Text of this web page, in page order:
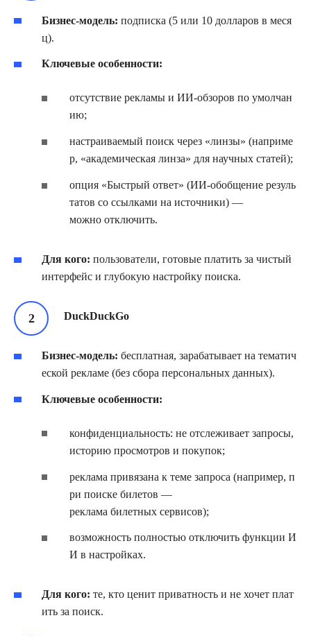
Бизнес‑модель: подписка (5 или 10 долларов в меся
ц).
Ключевые особенности:
отсутствие рекламы и ИИ‑обзоров по умолчан
ию;
настраиваемый поиск через «линзы» (наприме
р, «академическая линза» для научных статей);
опция «Быстрый ответ» (ИИ‑обобщение резуль
татов со ссылками на источники) —
можно отключить.
Для кого: пользователи, готовые платить за чистый
интерфейс и глубокую настройку поиска.
DuckDuckGo
Бизнес‑модель: бесплатная, зарабатывает на тематич
еской рекламе (без сбора персональных данных).
Ключевые особенности:
конфиденциальность: не отслеживает запросы,
историю просмотров и покупок;
реклама привязана к теме запроса (например, п
ри поиске билетов —
реклама билетных сервисов);
возможность полностью отключить функции И
И в настройках.
Для кого: те, кто ценит приватность и не хочет плат
ить за поиск.